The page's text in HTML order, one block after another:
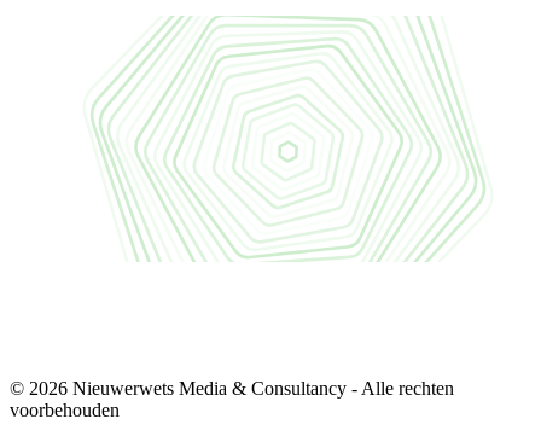
© 2026 Nieuwerwets Media & Consultancy - Alle rechten
voorbehouden